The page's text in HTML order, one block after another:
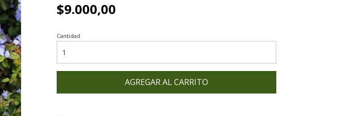
$9.000,00
Cantidad
AGREGAR AL CARRITO